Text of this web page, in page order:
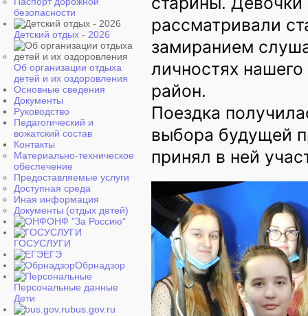
безопасности
Детский отдых - 2026
Об организации отдыха
детей и их оздоровления
Основные сведения
Документы
Руководство
Педагогический и
вожатский состав
Контакты
Материально-техническое
обеспечение
Предоставляемые услуги
Доступная среда
Иная информация
Документы (отдых детей)
ОНФ "За Россию"
ГОСУСЛУГИ
ЕГЭ
Обрнадзор
Персональные данные
Дети
bus.gov.ru
рассматривали
замиранием
личностях
район.
Поездка
выбора будущей
принял в ней